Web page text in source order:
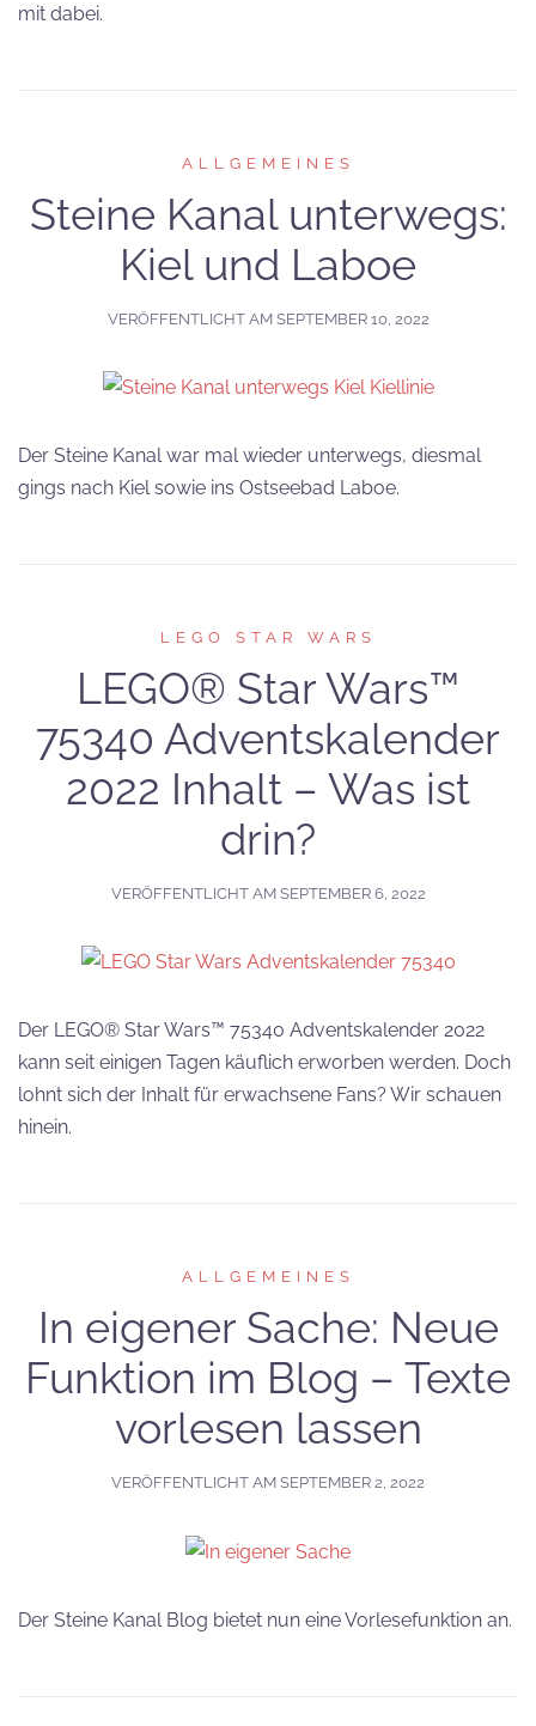
mit dabei.
ALLGEMEINES
Steine Kanal unterwegs:
Kiel und Laboe
VERÖFFENTLICHT AM SEPTEMBER 10, 2022
Der Steine Kanal war mal wieder unterwegs, diesmal
gings nach Kiel sowie ins Ostseebad Laboe.
LEGO STAR WARS
LEGO® Star Wars™
75340 Adventskalender
2022 Inhalt – Was ist
drin?
VERÖFFENTLICHT AM SEPTEMBER 6, 2022
Der LEGO® Star Wars™ 75340 Adventskalender 2022
kann seit einigen Tagen käuflich erworben werden. Doch
lohnt sich der Inhalt für erwachsene Fans? Wir schauen
hinein.
ALLGEMEINES
In eigener Sache: Neue
Funktion im Blog – Texte
vorlesen lassen
VERÖFFENTLICHT AM SEPTEMBER 2, 2022
Der Steine Kanal Blog bietet nun eine Vorlesefunktion an.